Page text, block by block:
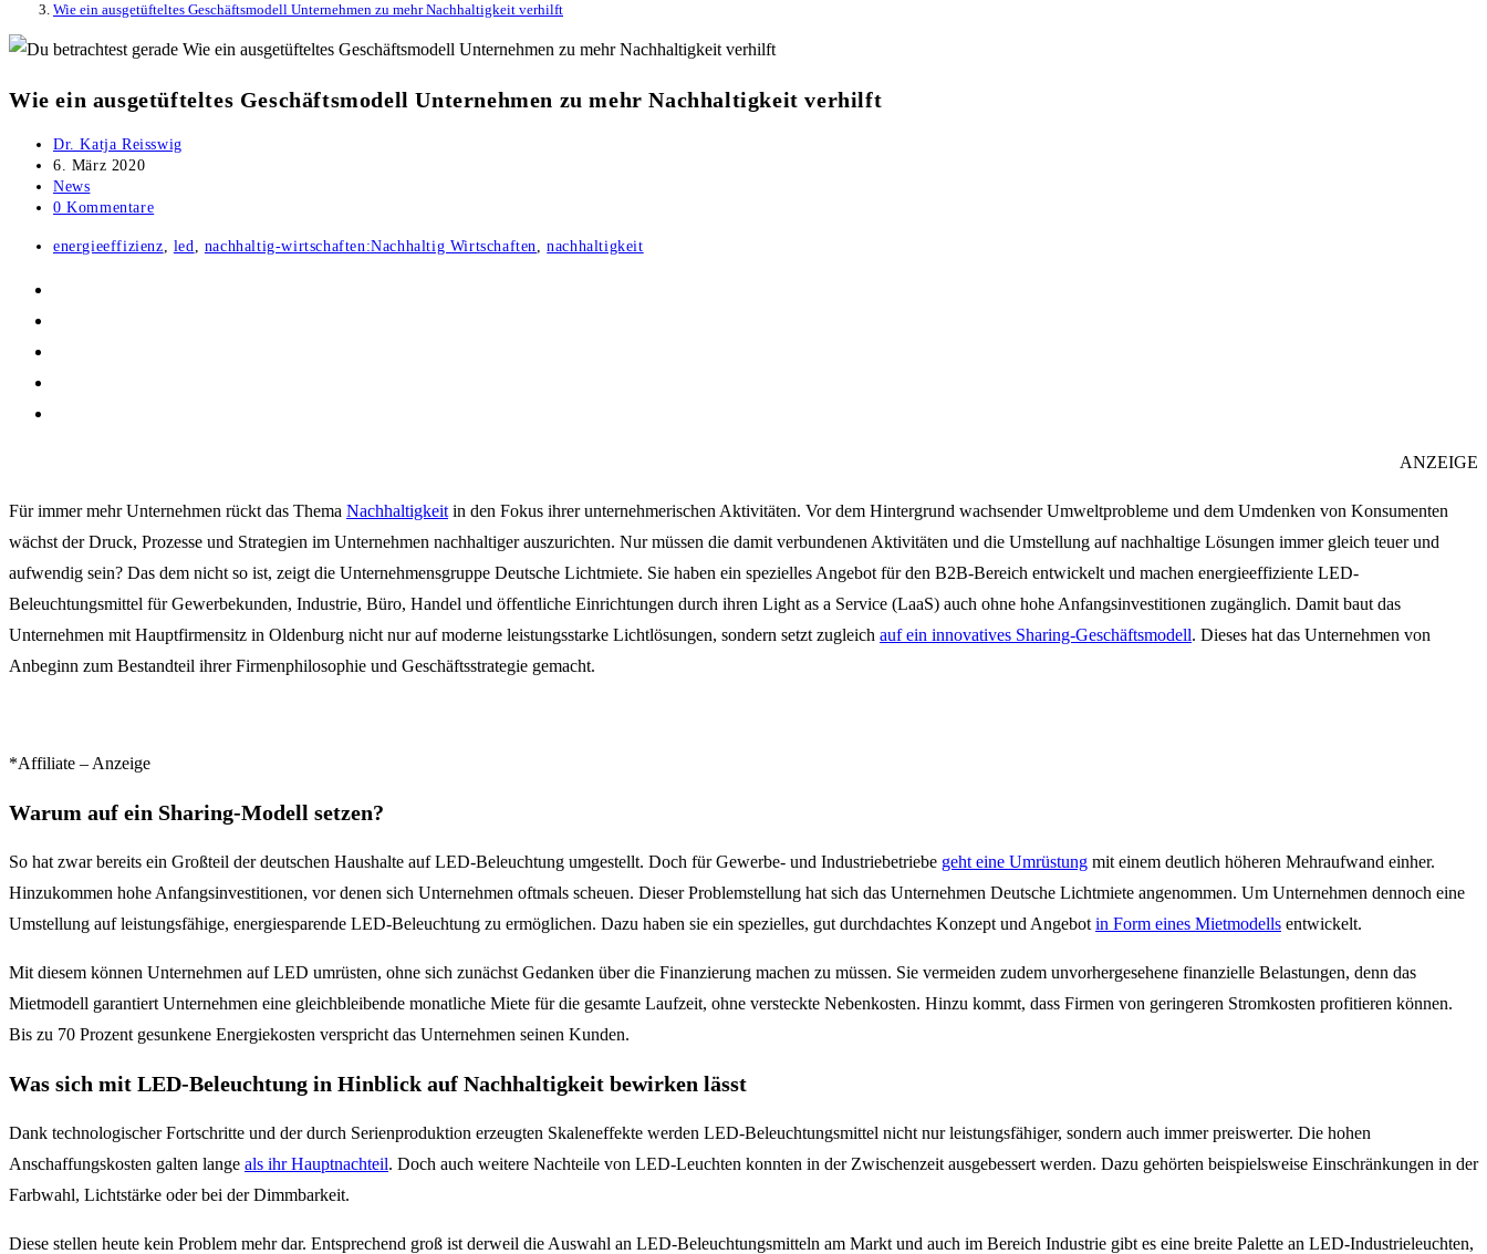
Wie ein ausgetüfteltes Geschäftsmodell Unternehmen zu mehr Nachhaltigkeit verhilft
Wie ein ausgetüfteltes Geschäftsmodell Unternehmen zu mehr Nachhaltigkeit verhilft
Beitrags-
Autor:
Dr. Katja Reisswig
Beitrag
veröffentlicht:
6. März 2020
Beitrags-
Kategorie:
News
Beitrags-
0 Kommentare
Post
energieeffizienz led nachhaltig-wirtschaften:Nachhaltig Wirtschaften nachhaltigkeit
ANZEIGE
Für immer mehr Unternehmen rückt das Thema Nachhaltigkeit in den Fokus ihrer unternehmerischen Aktivitäten. Vor dem Hintergrund wachsender Umweltprobleme und dem Umdenken von Konsumenten
wächst der Druck, Prozesse und Strategien im Unternehmen nachhaltiger auszurichten. Nur müssen die damit verbundenen Aktivitäten und die Umstellung auf nachhaltige Lösungen immer gleich teuer und
aufwendig sein? Das dem nicht so ist, zeigt die Unternehmensgruppe Deutsche Lichtmiete. Sie haben ein spezielles Angebot für den B2B-Bereich entwickelt und machen energieeffiziente LED-
Beleuchtungsmittel für Gewerbekunden, Industrie, Büro, Handel und öffentliche Einrichtungen durch ihren Light as a Service (LaaS) auch ohne hohe Anfangsinvestitionen zugänglich. Damit baut das
Unternehmen mit Hauptfirmensitz in Oldenburg nicht nur auf moderne leistungsstarke Lichtlösungen, sondern setzt zugleich auf ein innovatives Sharing-Geschäftsmodell. Dieses hat das Unternehmen von
Anbeginn zum Bestandteil ihrer Firmenphilosophie und Geschäftsstrategie gemacht.
*Affiliate – Anzeige
Warum auf ein Sharing-Modell setzen?
So hat zwar bereits ein Großteil der deutschen Haushalte auf LED-Beleuchtung umgestellt. Doch für Gewerbe- und Industriebetriebe geht eine Umrüstung mit einem deutlich höheren Mehraufwand einher.
Hinzukommen hohe Anfangsinvestitionen, vor denen sich Unternehmen oftmals scheuen. Dieser Problemstellung hat sich das Unternehmen Deutsche Lichtmiete angenommen. Um Unternehmen dennoch eine
Umstellung auf leistungsfähige, energiesparende LED-Beleuchtung zu ermöglichen. Dazu haben sie ein spezielles, gut durchdachtes Konzept und Angebot in Form eines Mietmodells entwickelt.
Mit diesem können Unternehmen auf LED umrüsten, ohne sich zunächst Gedanken über die Finanzierung machen zu müssen. Sie vermeiden zudem unvorhergesehene finanzielle Belastungen, denn das
Mietmodell garantiert Unternehmen eine gleichbleibende monatliche Miete für die gesamte Laufzeit, ohne versteckte Nebenkosten. Hinzu kommt, dass Firmen von geringeren Stromkosten profitieren können.
Bis zu 70 Prozent gesunkene Energiekosten verspricht das Unternehmen seinen Kunden.
Was sich mit LED-Beleuchtung in Hinblick auf Nachhaltigkeit bewirken lässt
Dank technologischer Fortschritte und der durch Serienproduktion erzeugten Skaleneffekte werden LED-Beleuchtungsmittel nicht nur leistungsfähiger, sondern auch immer preiswerter. Die hohen
Anschaffungskosten galten lange als ihr Hauptnachteil. Doch auch weitere Nachteile von LED-Leuchten konnten in der Zwischenzeit ausgebessert werden. Dazu gehörten beispielsweise Einschränkungen in der
Farbwahl, Lichtstärke oder bei der Dimmbarkeit.
Diese stellen heute kein Problem mehr dar. Entsprechend groß ist derweil die Auswahl an LED-Beleuchtungsmitteln am Markt und auch im Bereich Industrie gibt es eine breite Palette an LED-Industrieleuchten,